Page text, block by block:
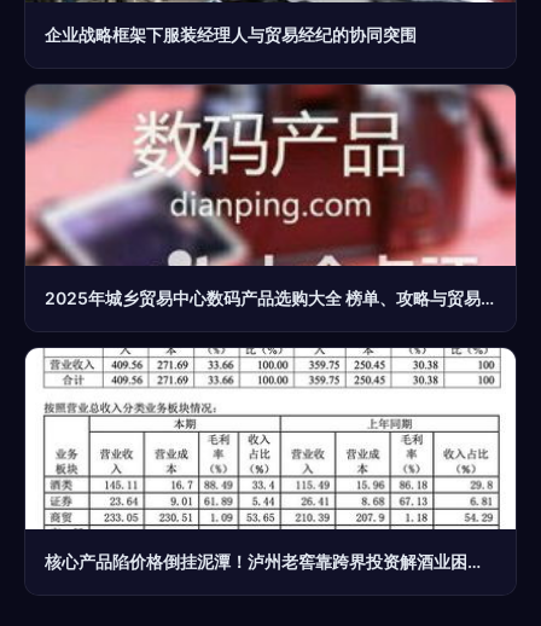
企业战略框架下服装经理人与贸易经纪的协同突围
2025年城乡贸易中心数码产品选购大全 榜单、攻略与贸易经纪指南
核心产品陷价格倒挂泥潭！泸州老窖靠跨界投资解酒业困境？